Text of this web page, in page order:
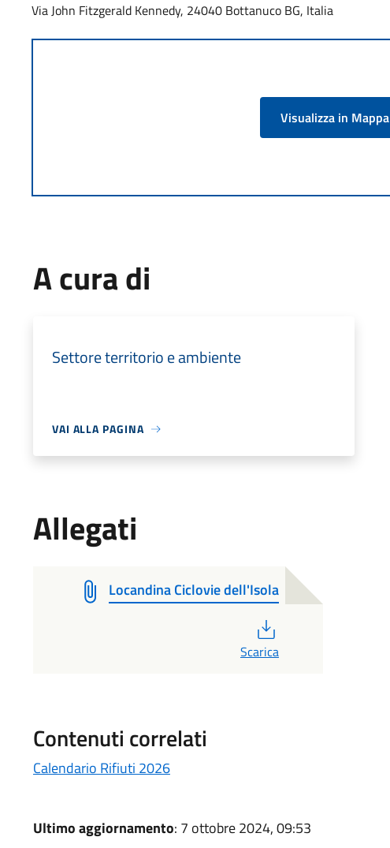
Via John Fitzgerald Kennedy, 24040 Bottanuco BG, Italia
Visualizza in Mappa
A cura di
Settore territorio e ambiente
VAI ALLA PAGINA
Allegati
Locandina Ciclovie dell'Isola
Scarica
Contenuti correlati
Calendario Rifiuti 2026
Ultimo aggiornamento: 7 ottobre 2024, 09:53